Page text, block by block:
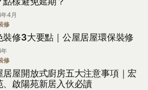
4月
修
裝修3大要點｜公屋居屋環保裝修
修
居屋開放式廚房五大注意事項｜宏
、啟陽苑新居入伙必讀